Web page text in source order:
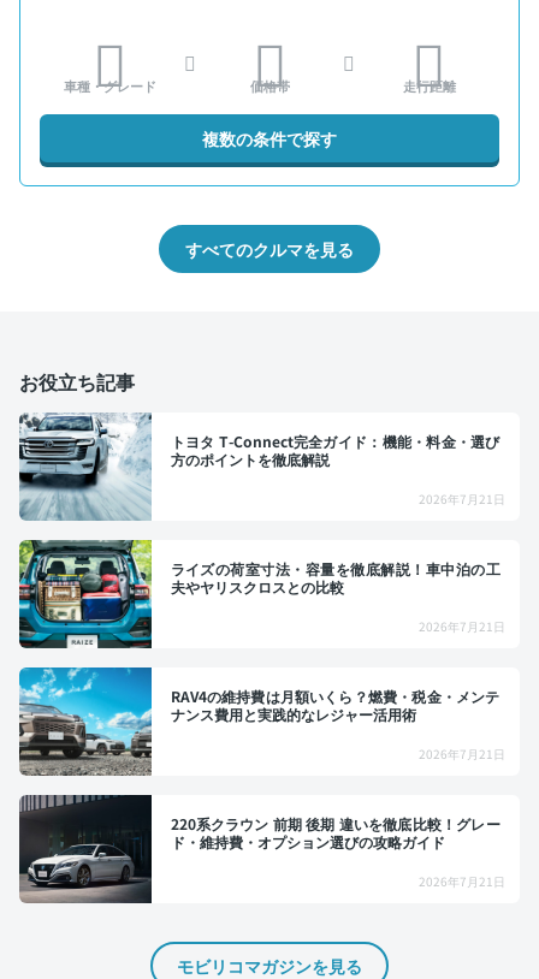
車種・グレード 価格帯 走行距離
複数の条件で探す
すべてのクルマを見る
お役立ち記事
トヨタ T-Connect完全ガイド：機能・料金・選び
方のポイントを徹底解説
2026年7月21日
ライズの荷室寸法・容量を徹底解説！車中泊の工
夫やヤリスクロスとの比較
2026年7月21日
RAV4の維持費は月額いくら？燃費・税金・メンテ
ナンス費用と実践的なレジャー活用術
2026年7月21日
220系クラウン 前期 後期 違いを徹底比較！グレー
ド・維持費・オプション選びの攻略ガイド
2026年7月21日
モビリコマガジンを見る